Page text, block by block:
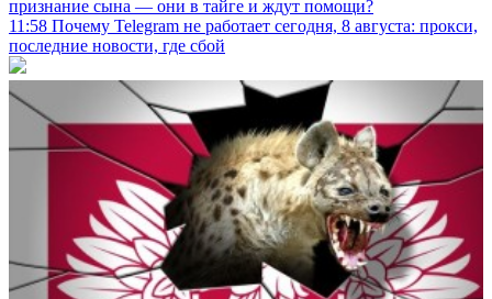
признание сына — они в тайге и ждут помощи?
11:58 Почему Telegram не работает сегодня, 8 августа: прокси,
последние новости, где сбой